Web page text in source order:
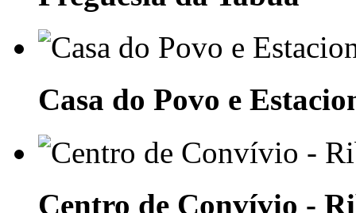
Casa do Povo e
Centro de Convívio -